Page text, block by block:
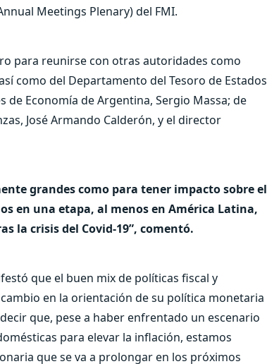
Meetings Plenary) del FMI.
para reunirse con otras autoridades como
como del Departamento del Tesoro de Estados
Economía de Argentina, Sergio Massa; de
José Armando Calderón, y el director
grandes como para tener impacto sobre el
en una etapa, al menos en América Latina,
la crisis del Covid-19”, comentó.
que el buen mix de políticas fiscal y
en la orientación de su política monetaria
que, pese a haber enfrentado un escenario
para elevar la inflación, estamos
que se va a prolongar en los próximos